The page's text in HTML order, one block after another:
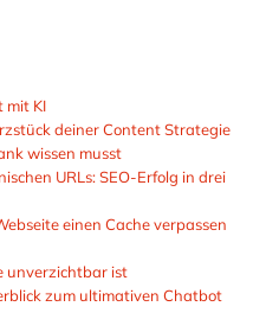
mit KI
deiner Content Strategie
wissen musst
URLs: SEO-Erfolg in drei
einen Cache verpassen
unverzichtbar ist
zum ultimativen Chatbot